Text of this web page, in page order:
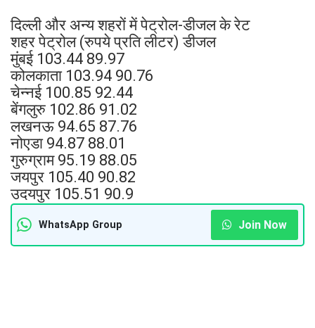
दिल्ली और अन्य शहरों में पेट्रोल-डीजल के रेट
शहर पेट्रोल (रुपये प्रति लीटर) डीजल
मुंबई 103.44 89.97
कोलकाता 103.94 90.76
चेन्नई 100.85 92.44
बेंगलुरु 102.86 91.02
लखनऊ 94.65 87.76
नोएडा 94.87 88.01
गुरुग्राम 95.19 88.05
जयपुर 105.40 90.82
उदयपुर 105.51 90.9
WhatsApp Group Join Now